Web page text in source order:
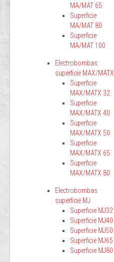
MA/MAT 65
Superficie
MA/MAT 80
Superficie
MA/MAT 100
Electrobombas
superficie MAX/MATX
Superficie
MAX/MATX 32
Superficie
MAX/MATX 40
Superficie
MAX/MATX 50
Superficie
MAX/MATX 65
Superficie
MAX/MATX 80
Electrobombas
superficie MJ
Superficie MJ32
Superficie MJ40
Superficie MJ50
Superficie MJ65
Superficie MJ80